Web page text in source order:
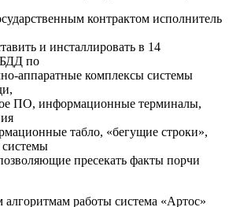
контрактом исполнитель
и инсталлировать в 14
по
аппаратные комплексы системы
ПО, информационные терминалы,
табло, «бегущие строки»,
пресекать факты порчи
алгоритмам работы система «Артос»